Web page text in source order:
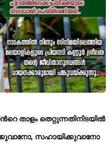
താളം തെറ്റുന്നതിനിടയില്‍
സഹായിക്കുവാനോ